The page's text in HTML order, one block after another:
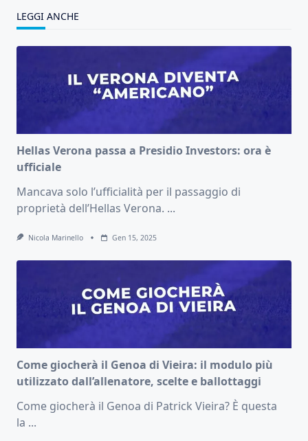
LEGGI ANCHE
Hellas Verona passa a Presidio Investors: ora è
ufficiale
Mancava solo l’ufficialità per il passaggio di
proprietà dell’Hellas Verona. ...
Nicola Marinello Gen 15, 2025
Come giocherà il Genoa di Vieira: il modulo più
utilizzato dall’allenatore, scelte e ballottaggi
Come giocherà il Genoa di Patrick Vieira? È questa
la ...